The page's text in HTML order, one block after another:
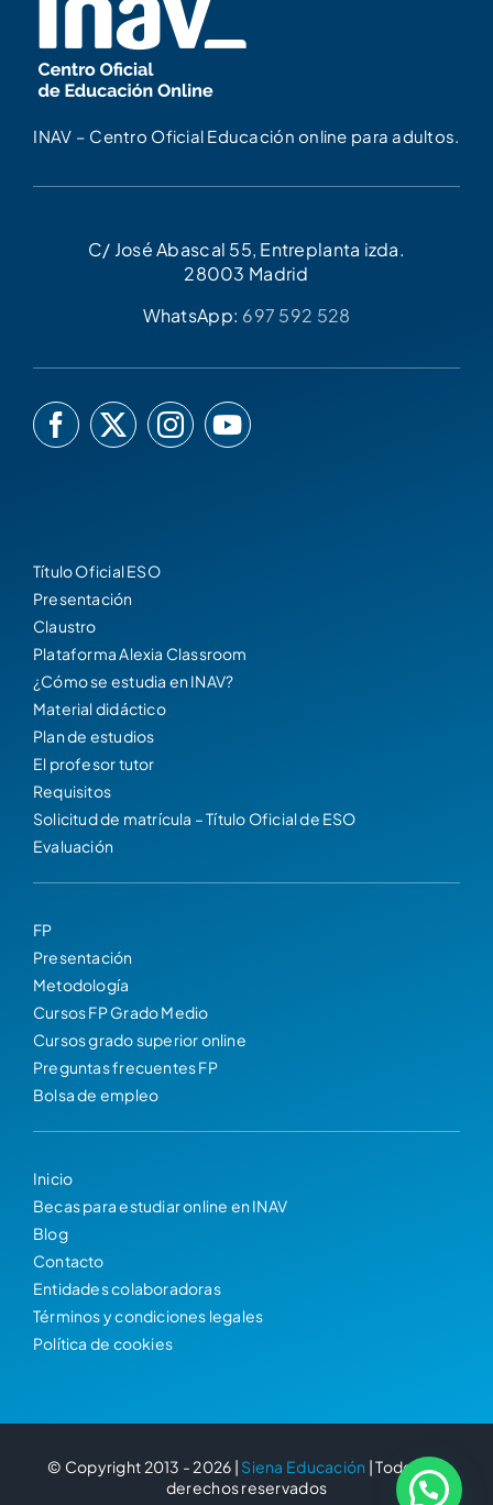
INAV – Centro Oficial Educación online para adultos.
C/ José Abascal 55, Entreplanta izda.
28003 Madrid
WhatsApp: 697 592 528
Título Oficial ESO
Presentación
Claustro
Plataforma Alexia Classroom
¿Cómo se estudia en INAV?
Material didáctico
Plan de estudios
El profesor tutor
Requisitos
Solicitud de matrícula – Título Oficial de ESO
Evaluación
FP
Presentación
Metodología
Cursos FP Grado Medio
Cursos grado superior online
Preguntas frecuentes FP
Bolsa de empleo
Inicio
Becas para estudiar online en INAV
Blog
Contacto
Entidades colaboradoras
Términos y condiciones legales
Política de cookies
© Copyright 2013 - 2026 | Siena Educación | Todos los
derechos reservados